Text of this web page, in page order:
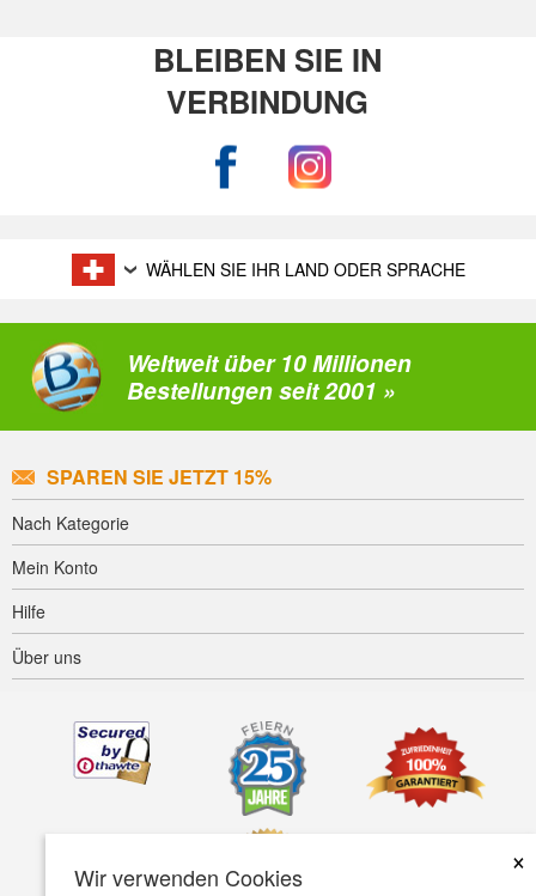
Wir verwenden Cookies
×
BLEIBEN SIE IN
VERBINDUNG
WÄHLEN SIE IHR LAND ODER SPRACHE
Weltweit über 10 Millionen
Bestellungen seit 2001 »
SPAREN SIE JETZT 15%
Nach Kategorie
Mein Konto
Hilfe
Über uns